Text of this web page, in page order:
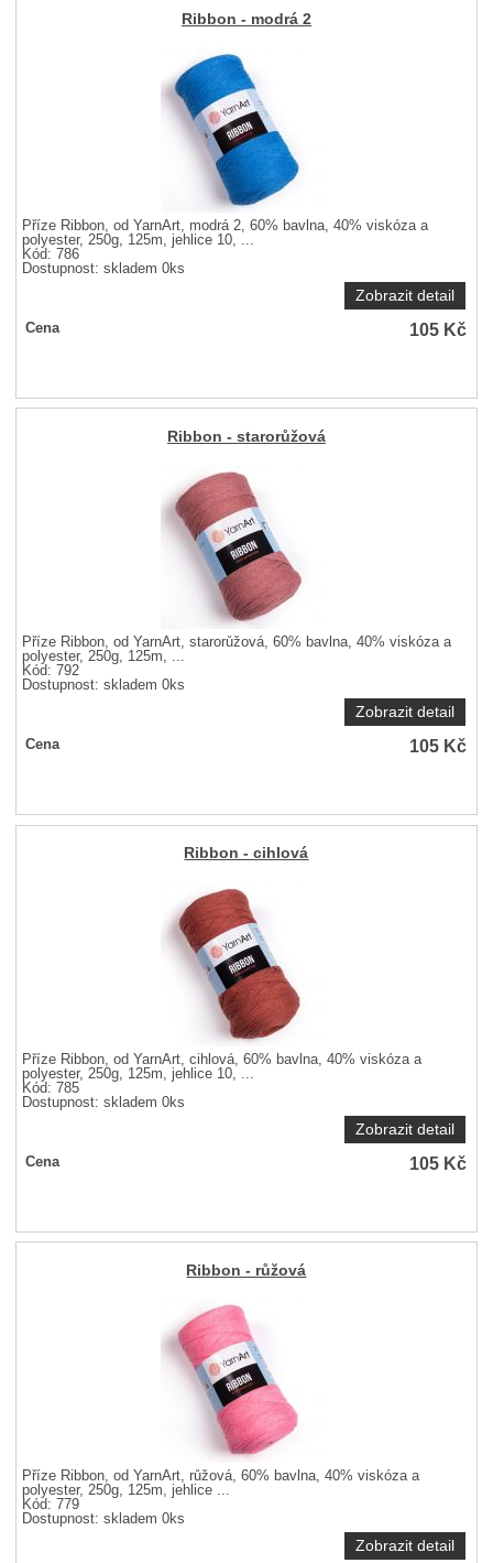
Ribbon - modrá 2
Příze Ribbon, od YarnArt, modrá 2, 60% bavlna, 40% viskóza a
polyester, 250g, 125m, jehlice 10, ...
Kód: 786
Dostupnost:skladem 0ks
Zobrazit detail
Cena 105 Kč
Ribbon - starorůžová
Příze Ribbon, od YarnArt, starorůžová, 60% bavlna, 40% viskóza a
polyester, 250g, 125m, ...
Kód: 792
Dostupnost:skladem 0ks
Zobrazit detail
Cena 105 Kč
Ribbon - cihlová
Příze Ribbon, od YarnArt, cihlová, 60% bavlna, 40% viskóza a
polyester, 250g, 125m, jehlice 10, ...
Kód: 785
Dostupnost:skladem 0ks
Zobrazit detail
Cena 105 Kč
Ribbon - růžová
Příze Ribbon, od YarnArt, růžová, 60% bavlna, 40% viskóza a
polyester, 250g, 125m, jehlice ...
Kód: 779
Dostupnost:skladem 0ks
Zobrazit detail